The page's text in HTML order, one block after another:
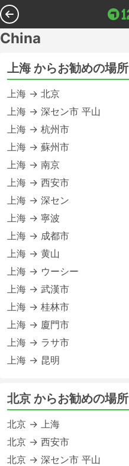
China
上海 からお勧めの場所
上海 → 北京
上海 → 深セン市 平山
上海 → 杭州市
上海 → 蘇州市
上海 → 南京
上海 → 西安市
上海 → 深セン
上海 → 寧波
上海 → 成都市
上海 → 黄山
上海 → ウーシー
上海 → 武漢市
上海 → 桂林市
上海 → 廈門市
上海 → ラサ市
上海 → 昆明
北京 からお勧めの場所
北京 → 上海
北京 → 西安市
北京 → 深セン市 平山